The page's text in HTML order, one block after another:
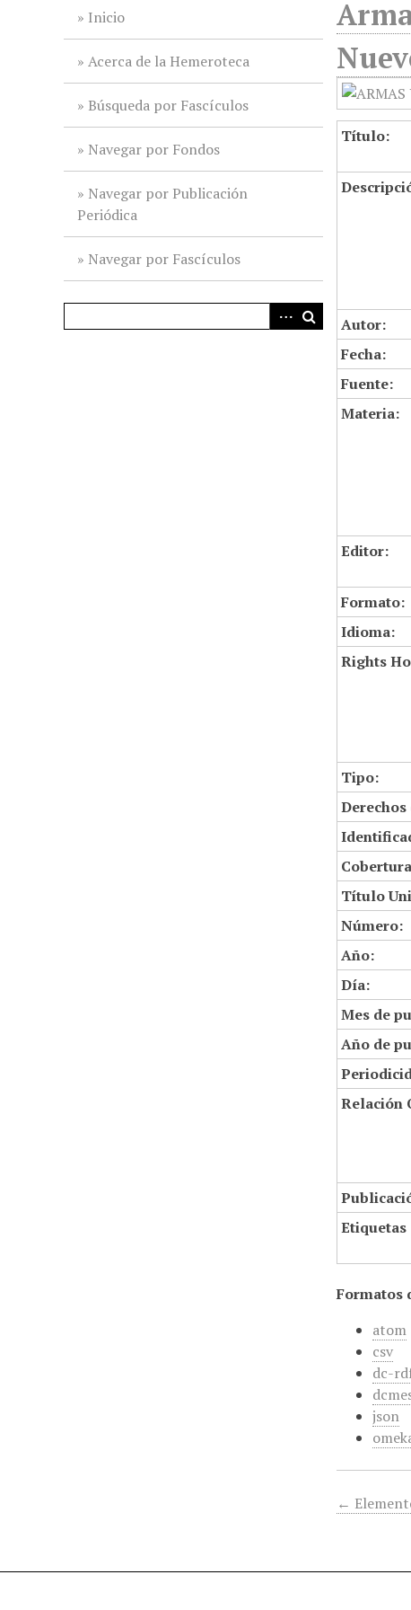
Inicio
Acerca de la Hemeroteca
Búsqueda por Fascículos
Navegar por Fondos
Navegar por Publicación
Periódica
Navegar por Fascículos
Título:
Autor:
Fecha:
Fuente:
Materia:
Editor:
Formato:
Idioma:
Rights
Tipo:
Derechos
Título
Número:
Año:
Día:
Mes de
Año de
Relación
Etiquetas
Formatos
atom
csv
dc-
json
←